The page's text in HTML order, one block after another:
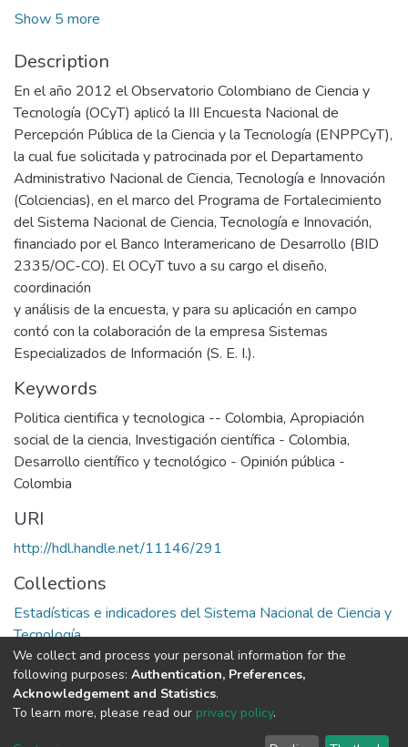
Show 5 more
Description
En el año 2012 el Observatorio Colombiano de Ciencia y
Tecnología (OCyT) aplicó la III Encuesta Nacional de
Percepción Pública de la Ciencia y la Tecnología (ENPPCyT),
la cual fue solicitada y patrocinada por el Departamento
Administrativo Nacional de Ciencia, Tecnología e Innovación
(Colciencias), en el marco del Programa de Fortalecimiento
del Sistema Nacional de Ciencia, Tecnología e Innovación,
financiado por el Banco Interamericano de Desarrollo (BID
2335/OC-CO). El OCyT tuvo a su cargo el diseño,
coordinación
y análisis de la encuesta, y para su aplicación en campo
contó con la colaboración de la empresa Sistemas
Especializados de Información (S. E. I.).
Keywords
Politica cientifica y tecnologica -- Colombia, Apropiación
social de la ciencia, Investigación científica - Colombia,
Desarrollo científico y tecnológico - Opinión pública -
Colombia
URI
http://hdl.handle.net/11146/291
Collections
Estadísticas e indicadores del Sistema Nacional de Ciencia y
Tecnología
Full item page
DSpace software copyright © 2002-2026
We collect and process your personal information for the
following purposes: Authentication, Preferences,
Acknowledgement and Statistics.
To learn more, please read our privacy policy.